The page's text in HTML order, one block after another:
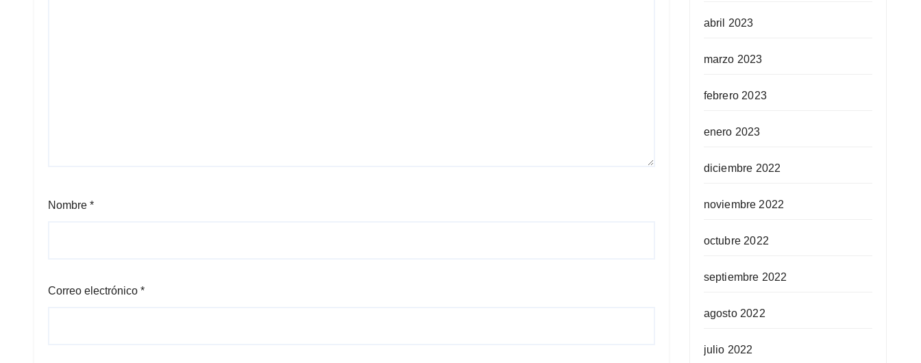
Nombre *
Correo electrónico *
abril 2023
marzo 2023
febrero 2023
enero 2023
diciembre 2022
noviembre 2022
octubre 2022
septiembre 2022
agosto 2022
julio 2022